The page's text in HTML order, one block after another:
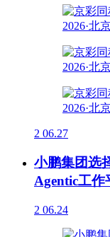
2 06.27
小鹏集团选
Agentic工作
2 06.24